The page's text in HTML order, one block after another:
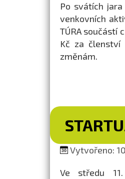
Po svátích
venkovních
TÚRA součástí
Kč za členství
změnám.
Vytvořeno:
Ve středu